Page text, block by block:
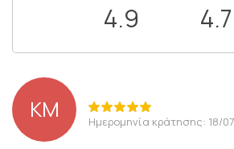
4.9 4.7
KM Ημερομηνία κράτησης: 18/